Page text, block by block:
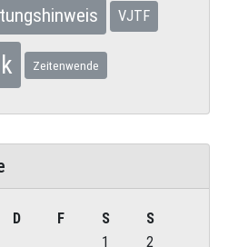
VJTF
Zeitenwende
D F S
S
1
2